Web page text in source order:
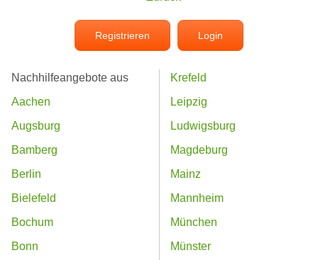
Registrieren Login
Nachhilfeangebote aus
Aachen
Augsburg
Bamberg
Berlin
Bielefeld
Bochum
Bonn
Krefeld
Leipzig
Ludwigsburg
Magdeburg
Mainz
Mannheim
München
Münster